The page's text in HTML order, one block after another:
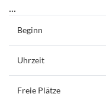
...
Beginn
Uhrzeit
Freie Plätze